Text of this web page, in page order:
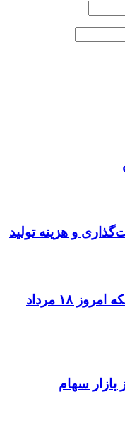
و هزینه تولید
پیش‌بینی قیمت طلا، دلار و سکه امروز ۱۸ مرداد